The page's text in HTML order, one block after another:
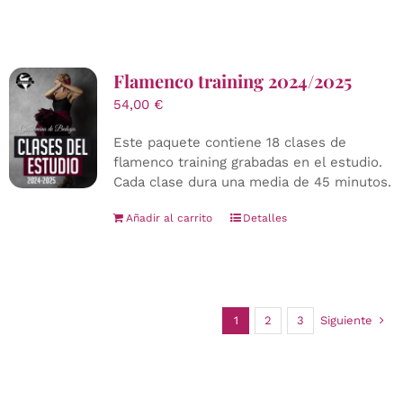
Flamenco training 2024/2025
54,00 €
Este paquete contiene 18 clases de
flamenco training grabadas en el estudio.
Cada clase dura una media de 45 minutos.
Añadir al carrito Detalles
1 2 3 Siguiente